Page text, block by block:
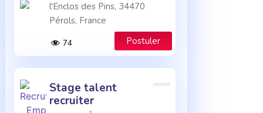
l'Enclos des Pins, 34470
Pérols, France
74 Postuler
stage talent
recruiter